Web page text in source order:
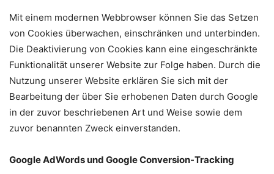
Mit einem modernen Webbrowser können Sie das Setzen
von Cookies überwachen, einschränken und unterbinden.
Die Deaktivierung von Cookies kann eine eingeschränkte
Funktionalität unserer Website zur Folge haben. Durch die
Nutzung unserer Website erklären Sie sich mit der
Bearbeitung der über Sie erhobenen Daten durch Google
in der zuvor beschriebenen Art und Weise sowie dem
zuvor benannten Zweck einverstanden.
Google AdWords und Google Conversion-Tracking